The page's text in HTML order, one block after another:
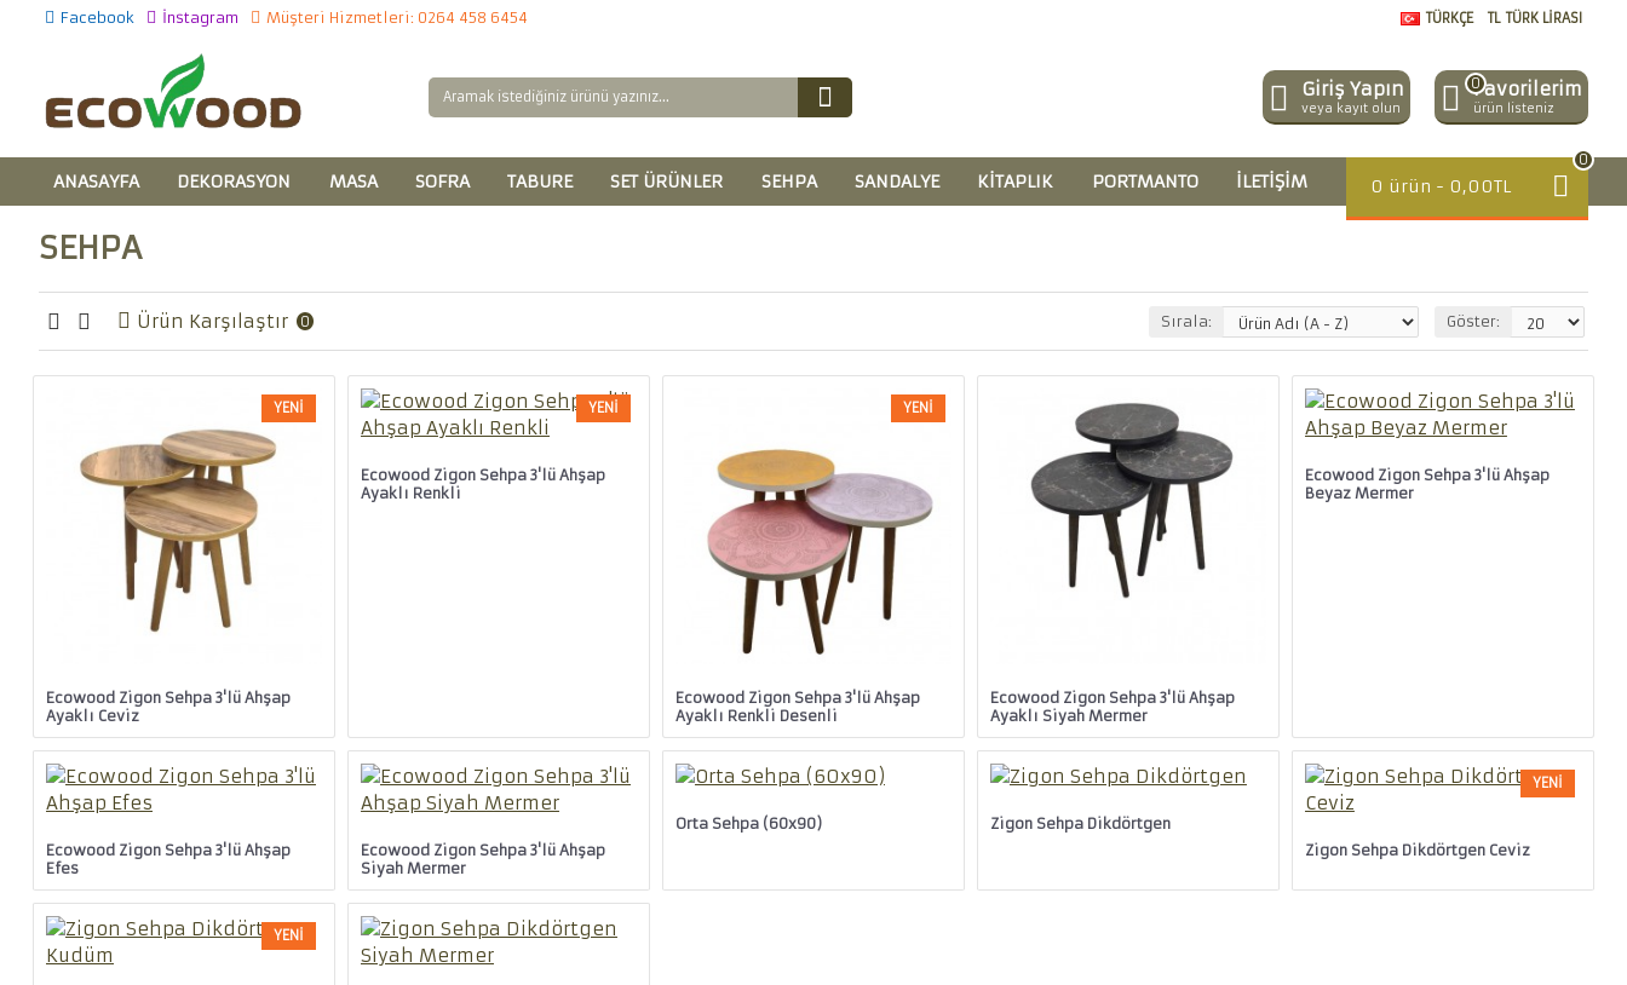
Facebook İnstagram Müşteri Hizmetleri: 0264 458 6454 TÜRKÇE TL TÜRK LIRASI
Giriş Yapın
veya kayıt olun
Favorilerim
ürün listeniz
0
ANASAYFA DEKORASYON MASA SOFRA TABURE SET ÜRÜNLER SEHPA SANDALYE KITAPLIK PORTMANTO İLETIŞIM 0 ürün - 0,00TL
0
SEHPA
Ürün Karşılaştır 0 Sırala: Göster:
YENI
Ecowood Zigon Sehpa 3'lü Ahşap
Ayaklı Ceviz
YENI
Ecowood Zigon Sehpa 3'lü Ahşap
Ayaklı Renkli
YENI
Ecowood Zigon Sehpa 3'lü Ahşap
Ayaklı Renkli Desenli
Ecowood Zigon Sehpa 3'lü Ahşap
Ayaklı Siyah Mermer
Ecowood Zigon Sehpa 3'lü Ahşap
Beyaz Mermer
Ecowood Zigon Sehpa 3'lü Ahşap
Efes
Ecowood Zigon Sehpa 3'lü Ahşap
Siyah Mermer
Orta Sehpa (60x90) Zigon Sehpa Dikdörtgen
YENI
Zigon Sehpa Dikdörtgen Ceviz
YENI